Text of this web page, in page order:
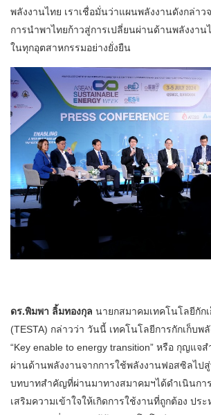
พลังงานไทย เราเชื่อมั่นว่าแผนพลังงานดังกล่า
การนำพาไทยก้าวสู่การเปลี่ยนผ่านด้านพลังงา
ในทุกอุตสาหกรรมอย่างยั่งยืน
ดร.พิมพา ลิ้มทองกุล นายกสมาคมเทคโนโลยีกัก
(TESTA) กล่าวว่า วันนี้ เทคโนโลยีการกักเก็บพ
“Key enable to energy transition” หรือ กุญแจ
ผ่านด้านพลังงานจากการใช้พลังงานฟอสซิลไป
บทบาทสำคัญที่ผ่านมาทางสมาคมฯได้ดำเนินกา
เสริมความเข้าใจให้เกิดการใช้งานที่ถูกต้อง ปร